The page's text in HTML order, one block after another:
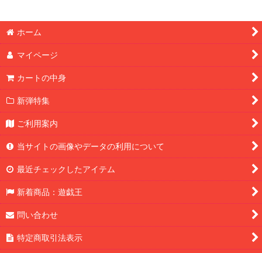
ホーム
マイページ
カートの中身
新弾特集
ご利用案内
当サイトの画像やデータの利用について
最近チェックしたアイテム
新着商品：遊戯王
問い合わせ
特定商取引法表示